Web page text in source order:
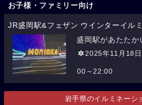
お子様・ファミリー向け
JR盛岡駅&フェザン ウインターイル
盛岡駅があたたか
2025年11月18
00～22:00
岩手県のイルミネーシ